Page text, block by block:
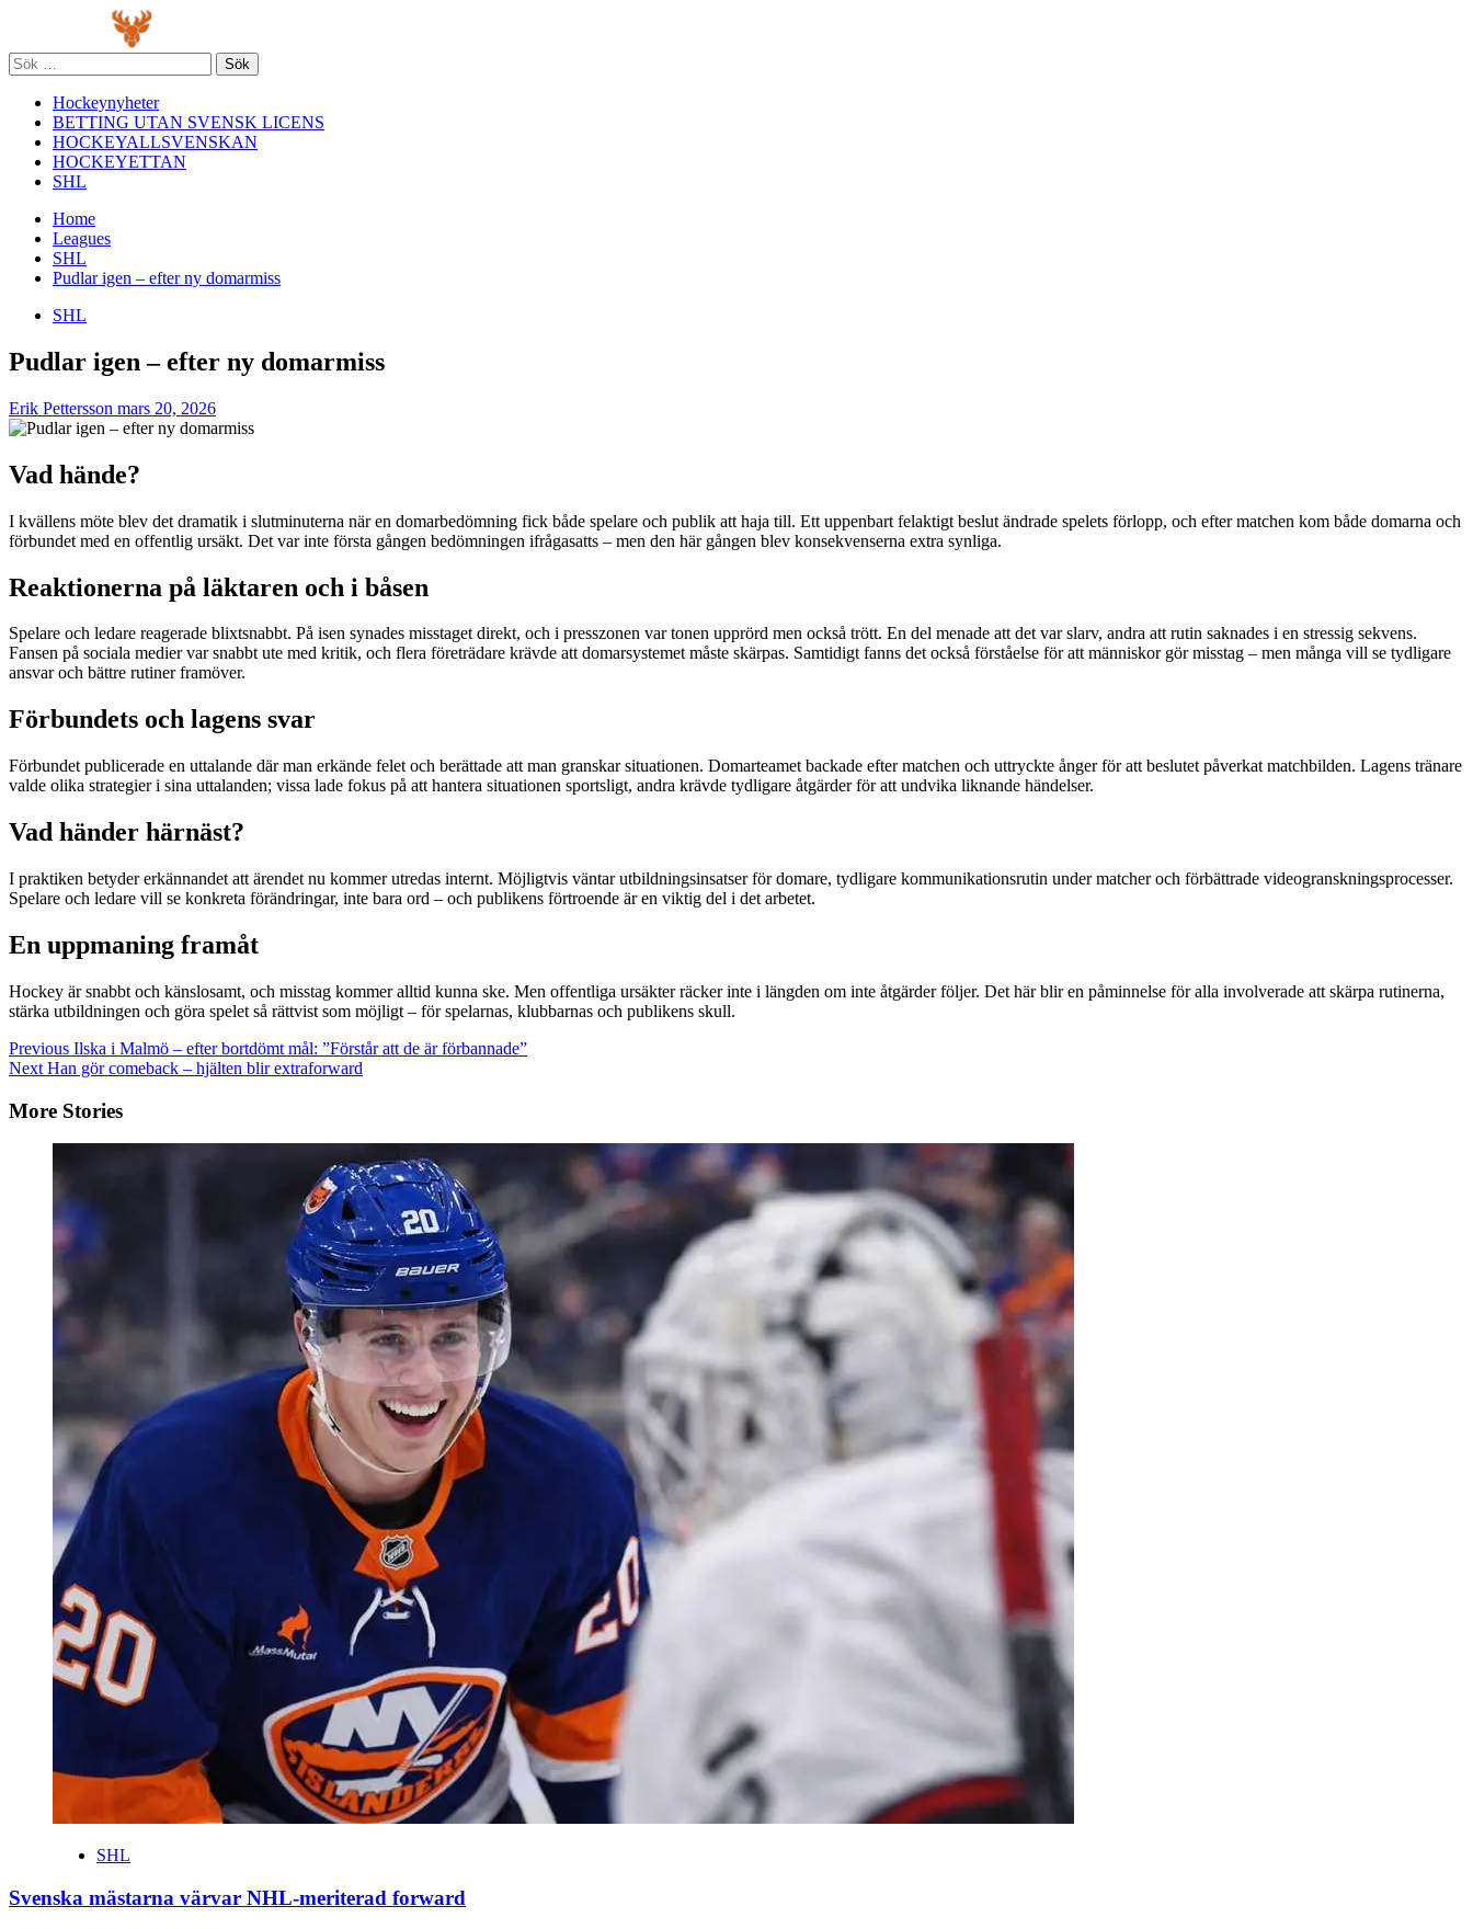
content
Sök
efter:
Hockeynyheter
BETTING UTAN SVENSK LICENS
HOCKEYALLSVENSKAN
HOCKEYETTAN
SHL
Home
Leagues
SHL
Pudlar igen – efter ny domarmiss
SHL
Pudlar igen – efter ny domarmiss
Erik Pettersson mars 20, 2026
Vad hände?
I kvällens möte blev det dramatik i slutminuterna när en domarbedömning fick både spelare och publik att haja till. Ett uppenbart felaktigt beslut ändrade spelets förlopp, och efter matchen kom både domarna och
förbundet med en offentlig ursäkt. Det var inte första gången bedömningen ifrågasatts – men den här gången blev konsekvenserna extra synliga.
Reaktionerna på läktaren och i båsen
Spelare och ledare reagerade blixtsnabbt. På isen synades misstaget direkt, och i presszonen var tonen upprörd men också trött. En del menade att det var slarv, andra att rutin saknades i en stressig sekvens.
Fansen på sociala medier var snabbt ute med kritik, och flera företrädare krävde att domarsystemet måste skärpas. Samtidigt fanns det också förståelse för att människor gör misstag – men många vill se tydligare
ansvar och bättre rutiner framöver.
Förbundets och lagens svar
Förbundet publicerade en uttalande där man erkände felet och berättade att man granskar situationen. Domarteamet backade efter matchen och uttryckte ånger för att beslutet påverkat matchbilden. Lagens tränare
valde olika strategier i sina uttalanden; vissa lade fokus på att hantera situationen sportsligt, andra krävde tydligare åtgärder för att undvika liknande händelser.
Vad händer härnäst?
I praktiken betyder erkännandet att ärendet nu kommer utredas internt. Möjligtvis väntar utbildningsinsatser för domare, tydligare kommunikationsrutin under matcher och förbättrade videogranskningsprocesser.
Spelare och ledare vill se konkreta förändringar, inte bara ord – och publikens förtroende är en viktig del i det arbetet.
En uppmaning framåt
Hockey är snabbt och känslosamt, och misstag kommer alltid kunna ske. Men offentliga ursäkter räcker inte i längden om inte åtgärder följer. Det här blir en påminnelse för alla involverade att skärpa rutinerna,
stärka utbildningen och göra spelet så rättvist som möjligt – för spelarnas, klubbarnas och publikens skull.
Continue
Reading
Previous Ilska i Malmö – efter bortdömt mål: ”Förstår att de är förbannade”
Next Han gör comeback – hjälten blir extraforward
More Stories
SHL
Svenska mästarna värvar NHL-meriterad forward